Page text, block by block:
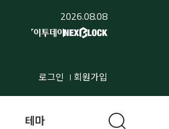
2026.08.08
로그인 회원가입
테마